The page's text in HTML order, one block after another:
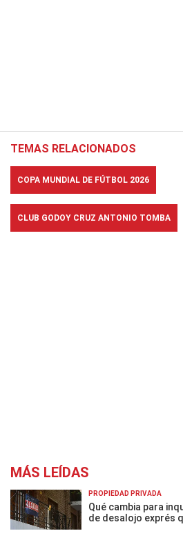
TEMAS RELACIONADOS
COPA MUNDIAL DE FÚTBOL 2026
CLUB GODOY CRUZ ANTONIO TOMBA
MÁS LEÍDAS
PROPIEDAD PRIVADA
Qué cambia para
de desalojo exprés